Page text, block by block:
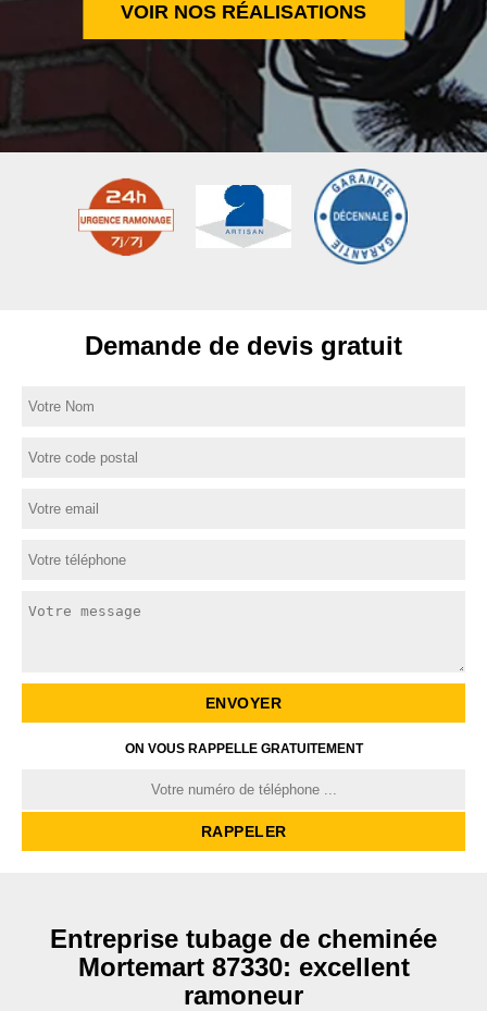
VOIR NOS RÉALISATIONS
Demande de devis gratuit
ON VOUS RAPPELLE GRATUITEMENT
Entreprise tubage de cheminée
Mortemart 87330: excellent
ramoneur